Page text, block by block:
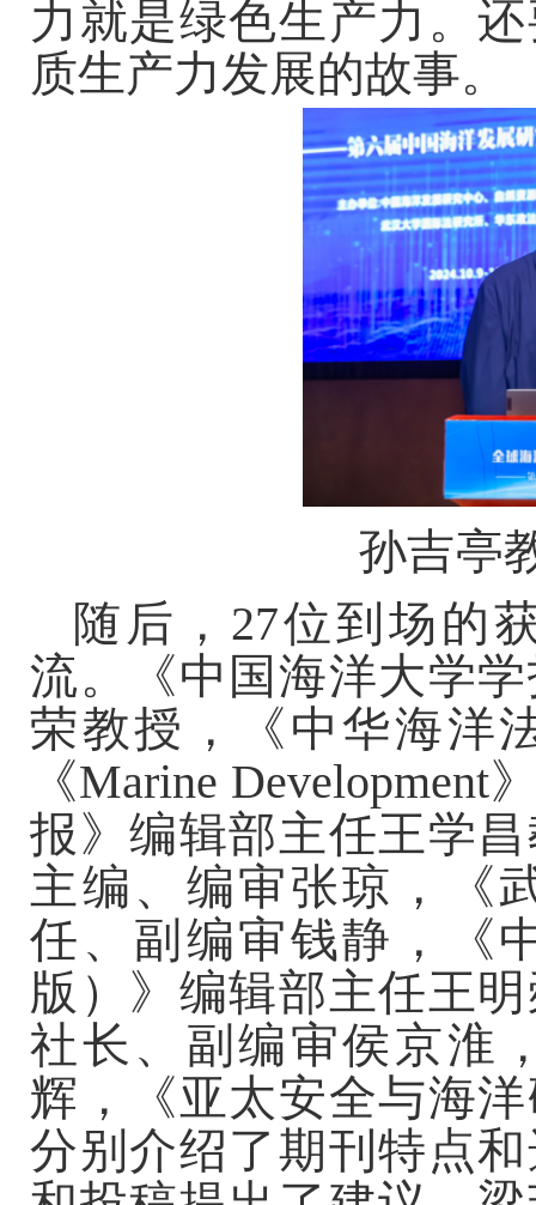
力就是绿色生产力。
质生产力发展的故事。
孙吉亭
随后，27位到场的
流。《中国海洋大学
荣教授，《中华海洋
《Marine
报》编辑部主任王学
主编、编审张琼，《
任、副编审钱静，《
版）》编辑部主任王
社长、副编审侯京淮
辉，《亚太安全与海
分别介绍了期刊特点